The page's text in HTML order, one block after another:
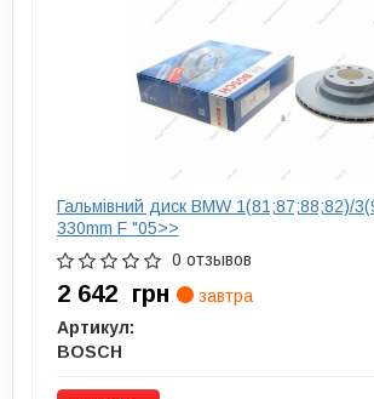
Гальмівний диск BMW 1(81;87;88;82)/
330mm F "05>>
0 отзывов
2 642 грн
завтра
Артикул:
BOSCH